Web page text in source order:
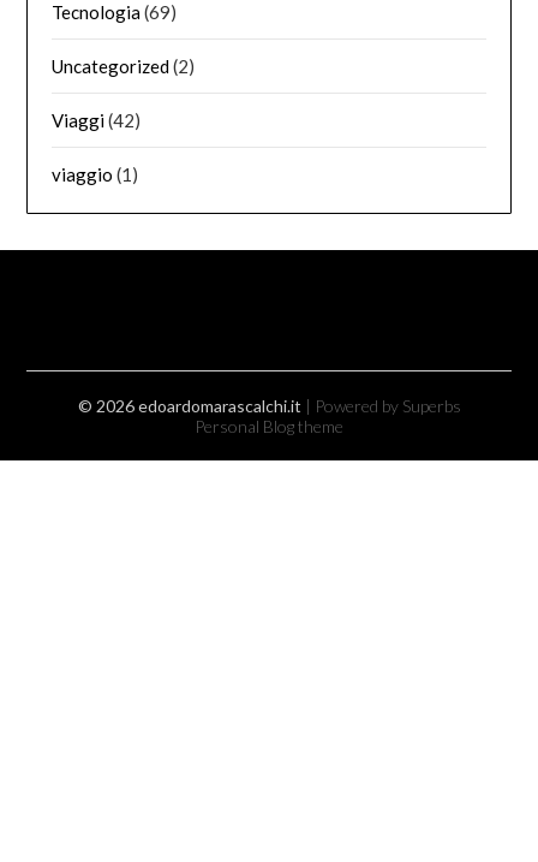
Tecnologia(69)
Uncategorized(2)
Viaggi(42)
viaggio (1)
© 2026 edoardomarascalchi.it | Powered by Superbs
Personal Blog theme